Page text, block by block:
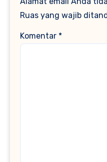
Ruas yang wajib
Komentar *